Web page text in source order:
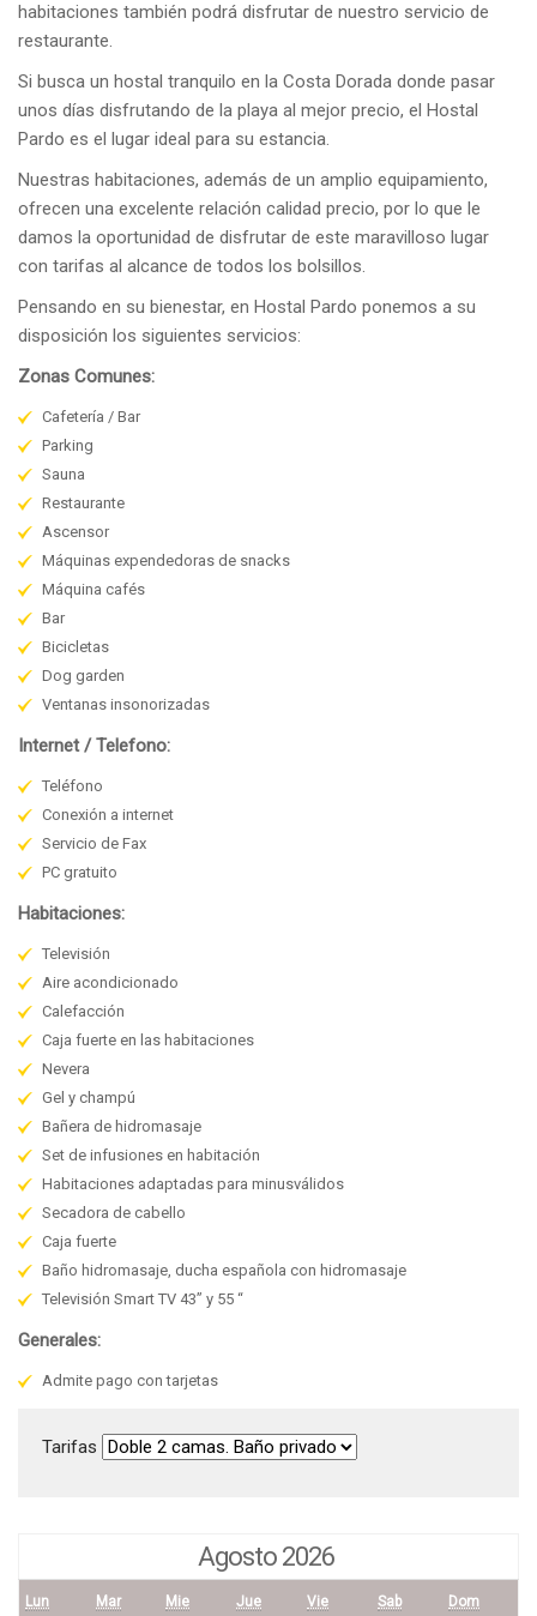
habitaciones también podrá disfrutar de nuestro servicio de
restaurante.
Si busca un hostal tranquilo en la Costa Dorada donde pasar
unos días disfrutando de la playa al mejor precio, el Hostal
Pardo es el lugar ideal para su estancia.
Nuestras habitaciones, además de un amplio equipamiento,
ofrecen una excelente relación calidad precio, por lo que le
damos la oportunidad de disfrutar de este maravilloso lugar
con tarifas al alcance de todos los bolsillos.
Pensando en su bienestar, en Hostal Pardo ponemos a su
disposición los siguientes servicios:
Zonas Comunes:
Cafetería / Bar
Parking
Sauna
Restaurante
Ascensor
Máquinas expendedoras de snacks
Máquina cafés
Bar
Bicicletas
Dog garden
Ventanas insonorizadas
Internet / Telefono:
Teléfono
Conexión a internet
Servicio de Fax
PC gratuito
Habitaciones:
Televisión
Aire acondicionado
Calefacción
Caja fuerte en las habitaciones
Nevera
Gel y champú
Bañera de hidromasaje
Set de infusiones en habitación
Habitaciones adaptadas para minusválidos
Secadora de cabello
Caja fuerte
Baño hidromasaje, ducha española con hidromasaje
Televisión Smart TV 43” y 55 “
Generales:
Admite pago con tarjetas
Tarifas
Agosto 2026
Lun Mar Mie Jue Vie Sab Dom